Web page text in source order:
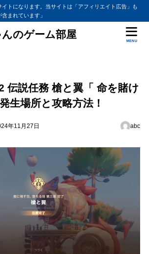
トになります。当サイトは「アフィリエイト広告」も
まれています」
のゲーム部屋
MENU
伝説任務 槍と翼「 命を賭け
生場所と攻略方法！
年11月27日 abc